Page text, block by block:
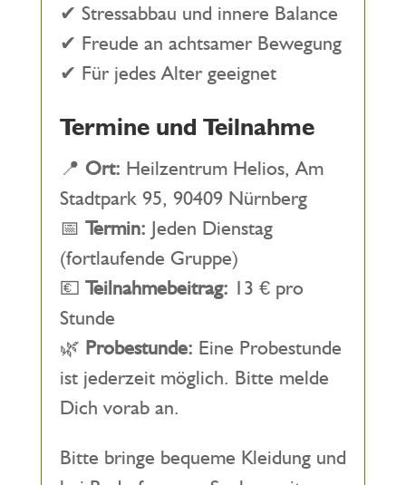
✔ Stressabbau und innere Balance
✔ Freude an achtsamer Bewegung
✔ Für jedes Alter geeignet
Termine und Teilnahme
📍 Ort: Heilzentrum Helios, Am
Stadtpark 95, 90409 Nürnberg
📅 Termin: Jeden Dienstag
(fortlaufende Gruppe)
💶 Teilnahmebeitrag: 13 € pro
Stunde
🌿 Probestunde: Eine Probestunde
ist jederzeit möglich. Bitte melde
Dich vorab an.
Bitte bringe bequeme Kleidung und